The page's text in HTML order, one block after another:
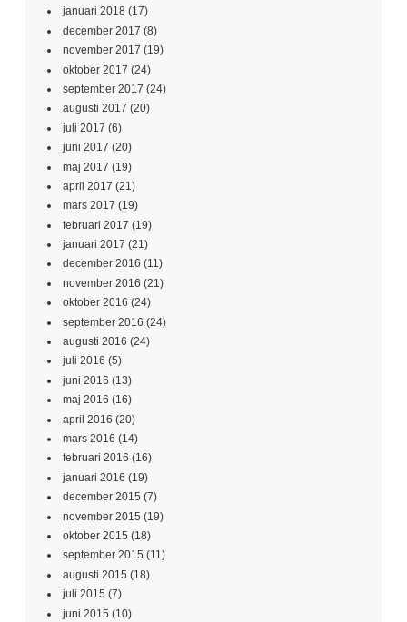
januari 2018 (17)
december 2017 (8)
november 2017 (19)
oktober 2017 (24)
september 2017 (24)
augusti 2017 (20)
juli 2017 (6)
juni 2017 (20)
maj 2017 (19)
april 2017 (21)
mars 2017 (19)
februari 2017 (19)
januari 2017 (21)
december 2016 (11)
november 2016 (21)
oktober 2016 (24)
september 2016 (24)
augusti 2016 (24)
juli 2016 (5)
juni 2016 (13)
maj 2016 (16)
april 2016 (20)
mars 2016 (14)
februari 2016 (16)
januari 2016 (19)
december 2015 (7)
november 2015 (19)
oktober 2015 (18)
september 2015 (11)
augusti 2015 (18)
juli 2015 (7)
juni 2015 (10)